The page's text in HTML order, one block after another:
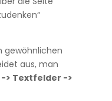
gewöhnlichen
aus, man
> Textfelder ->